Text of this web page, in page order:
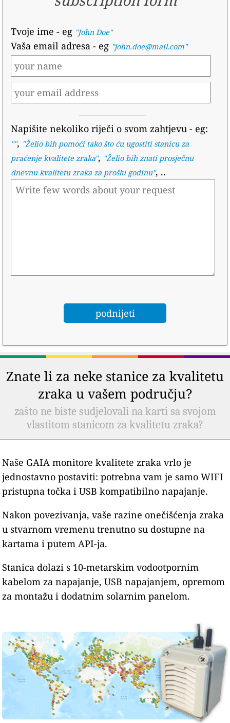
Tvoje ime - eg "John Doe"
Vaša email adresa- eg "john.doe@mail.com"
Napišite nekoliko riječi o svom zahtjevu- eg:
"", "Želio bih pomoći tako što ću ugostiti stanicu za
praćenje kvalitete zraka", "Želio bih znati prosječnu
dnevnu kvalitetu zraka za prošlu godinu", ..
Znate li za neke stanice za kvalitetu
zraka u vašem području?
zašto ne biste sudjelovali na karti sa svojom
vlastitom stanicom za kvalitetu zraka?
Naše GAIA monitore kvalitete zraka vrlo je
jednostavno postaviti: potrebna vam je samo WIFI
pristupna točka i USB kompatibilno napajanje.
Nakon povezivanja, vaše razine onečišćenja zraka
u stvarnom vremenu trenutno su dostupne na
kartama i putem API-ja.
Stanica dolazi s 10-metarskim vodootpornim
kabelom za napajanje, USB napajanjem, opremom
za montažu i dodatnim solarnim panelom.